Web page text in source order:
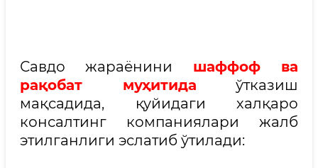
Савдо жараёнини шаффоф ва
рақобат муҳитида ўтказиш
мақсадида, қуйидаги халқаро
консалтинг компаниялари жалб
этилганлиги эслатиб ўтилади: